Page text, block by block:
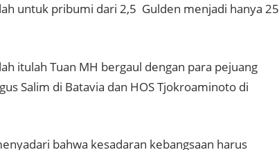
untuk pribumi dari 2,5 Gulden menjadi hanya 25
itulah Tuan MH bergaul dengan para pejuang
Salim di Batavia dan HOS Tjokroaminoto di
bahwa kesadaran kebangsaan harus